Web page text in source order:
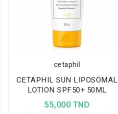
cetaphil
CETAPHIL SUN LIPOSOMAL
LOTION SPF50+ 50ML
55,000 TND